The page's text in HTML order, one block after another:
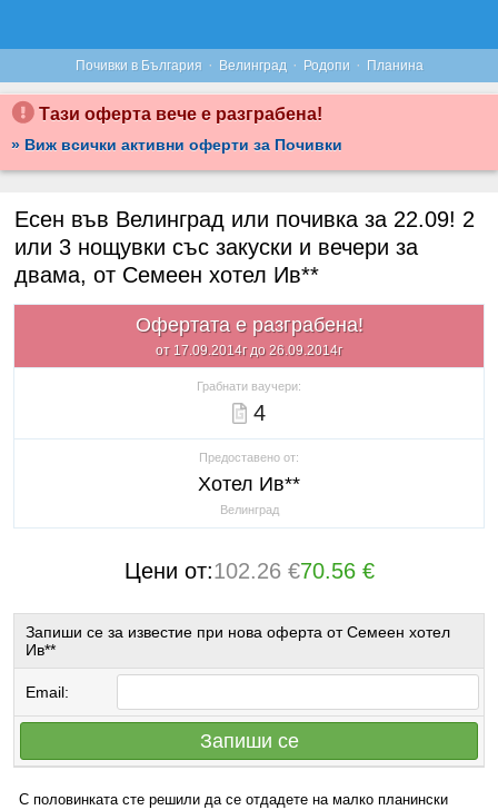
Почивки в България · Велинград · Родопи · Планина
Тази оферта вече е разграбена!
» Виж всички активни оферти за Почивки
Есен във Велинград или почивка за 22.09! 2
или 3 нощувки със закуски и вечери за
двама, от Семеен хотел Ив**
Офертата е разграбена!
от 17.09.2014г до 26.09.2014г
Грабнати ваучери:
4
Предоставено от:
Хотел Ив**
Велинград
Цени от:102.26 €70.56 €
Запиши се за известие при нова оферта от Семеен хотел
Ив**
Email:
Запиши се
С половинката сте решили да се отдадете на малко планински